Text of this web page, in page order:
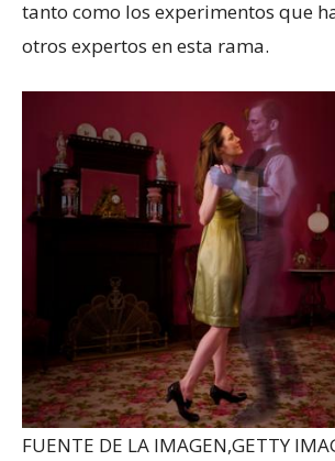
tanto como los experimentos que
otros expertos en esta rama.
FUENTE DE LA IMAGEN,GETTY